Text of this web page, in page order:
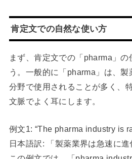
肯定文での自然な使い方
まず、肯定文での「pharma」の
う。一般的に「pharma」は、
分野で使用されることが多く、
文脈でよく耳にします。
例文1: “The pharma industry is
日本語訳: 「製薬業界は急速に進